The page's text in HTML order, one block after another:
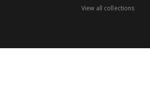
View all collections